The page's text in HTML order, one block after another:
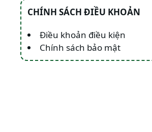
CHÍNH SÁCH ĐIỀU KHOẢN
Điều khoản điều kiện
Chính sách bảo mật